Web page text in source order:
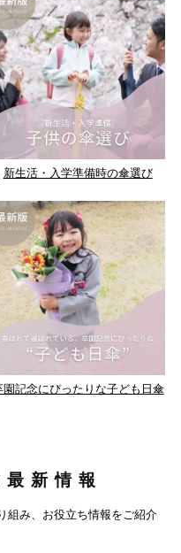
新生活・入学準備時の傘選び
園記念にぴったりな子ども日傘
新情報
組み、お役立ち情報をご紹介